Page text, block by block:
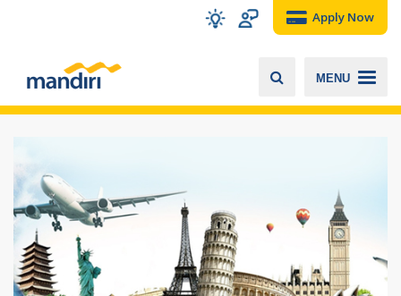
Apply Now
MENU